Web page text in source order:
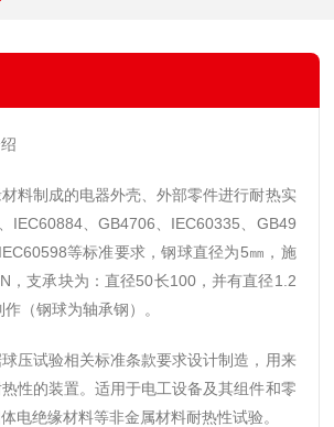
料制成的电器外壳、外部零件进行耐热实
IEC60884、GB4706、IEC60335、GB49
等标准要求，钢球直径为5㎜，施
，支承块为：直径50长100，并有直径1.2
（钢球为轴承钢）。
压试验相关标准条款要求设计制造，用来
性的装置。适用于电工设备及其组件和零
电绝缘材料等非金属材料耐热性试验。